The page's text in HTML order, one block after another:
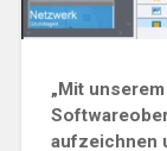
„Mit
aufzeichnen